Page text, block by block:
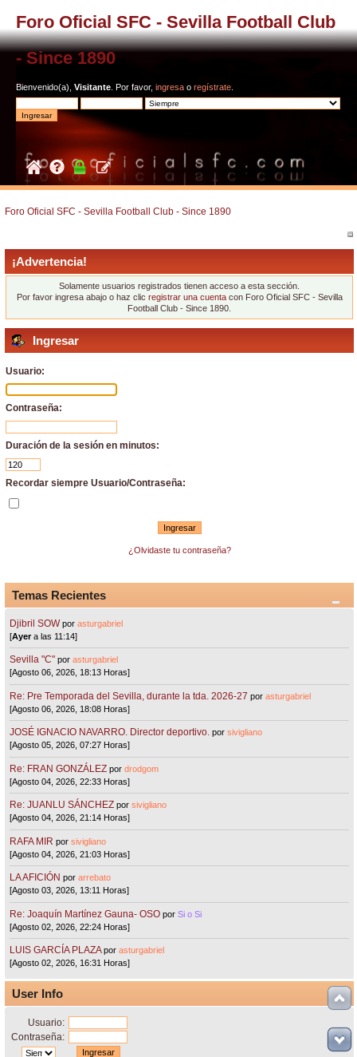
Foro Oficial SFC - Sevilla Football Club
- Since 1890
Bienvenido(a), Visitante . Por favor, ingresa o regístrate
Foro Oficial SFC - Sevilla Football Club - Since 1890
¡Advertencia!
Solamente usuarios registrados tienen acceso a esta sección.
Por favor ingresa abajo o haz clic registrar una cuentacon Foro Oficial SFC - Sevilla
Football Club - Since 1890.
Ingresar
Usuario:
Contraseña:
Duración de la sesión en minutos:
Recordar siempre Usuario/Contraseña:
¿Olvidaste tu contraseña?
Temas Recientes
Djibril SOW porasturgabriel
[Ayera las 11:14]
Sevilla "C"porasturgabriel
[Agosto 06, 2026, 18:13 Horas]
Re: Pre Temporada del Sevilla, durante la tda. 2026-27 porasturgabriel
[Agosto 06, 2026, 18:08 Horas]
JOSÉ IGNACIO NAVARRO. Director deportivo. porsivigliano
[Agosto 05, 2026, 07:27 Horas]
Re: FRAN GONZÁLEZ pordrodgom
[Agosto 04, 2026, 22:33 Horas]
Re: JUANLU SÁNCHEZ porsivigliano
[Agosto 04, 2026, 21:14 Horas]
RAFA MIR porsivigliano
[Agosto 04, 2026, 21:03 Horas]
LA AFICIÓN porarrebato
[Agosto 03, 2026, 13:11 Horas]
Re: Joaquín Martínez Gauna- OSO porSi o Si
[Agosto 02, 2026, 22:24 Horas]
LUIS GARCÍA PLAZA porasturgabriel
[Agosto 02, 2026, 16:31 Horas]
User Info
Usuario:
Contraseña: